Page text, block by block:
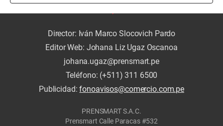
Director: Iván Marco Slocovich Pardo
Editor Web: Johana Liz Ugaz Oscanoa
johana.ugaz@prensmart.pe
Teléfono: (+511) 311 6500
Publicidad:fonoavisos@comercio.com.pe
PRENSMART S.A.C.
Prensmart Calle Paracas #532